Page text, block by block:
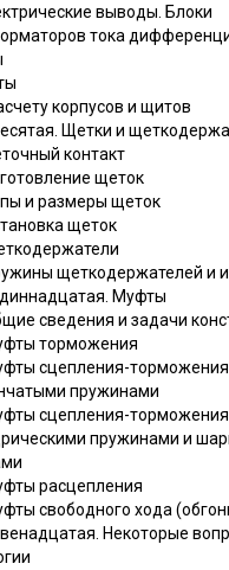
выводы. Блоки
тока
корпусов и щитов
Щетки и
контакт
щеток
и размеры щеток
щеток
щеткодержателей и
Муфты
сведения и задачи
торможения
сцепления-
пружинами
сцепления-
пружинами и
расцепления
свободного хода
Некоторые